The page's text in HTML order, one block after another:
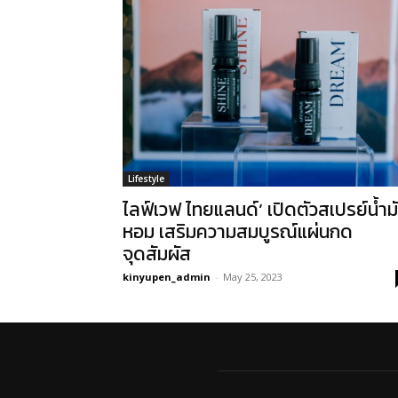
Lifestyle
ไลฟ์เวฟ ไทยแลนด์’ เปิดตัวสเปรย์น้ำ
หอม เสริมความสมบูรณ์แผ่นกด
จุดสัมผัส
kinyupen_admin - May 25, 2023